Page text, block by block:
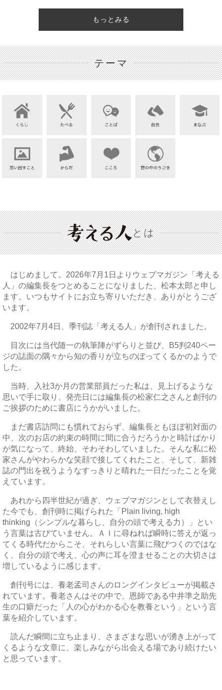
もっとみる
テーマ
とは
はじめまして。2026年7月1日よりウェブマガジン「考える
人」の編集長をつとめることになりました、松本太郎と申し
ます。いつもサイトにお立ち寄りいただき、ありがとうござ
います。
2002年7月4日、季刊誌「考える人」が創刊されました。
目次には当代随一の執筆陣がずらりと並び、B5判240ペー
ジの誌面の隅々から知の香りが立ちのぼってくるかのようで
した。
当時、入社3か月の営業部員だった私は、見上げるような
思いで手に取り、発売日には編集長の松家仁之さんと創刊の
ご挨拶のために書店にうかがいました。
まだ書店訪問にも慣れておらず、編集長ともほぼ初対面の
中、次のお店の約束の時間に間に合うだろうかと時計ばかり
が気になって、終始、そわそわしていました。そんな私に松
家さんがやわらかな笑顔で接してくれたこと、そして、新雑
誌の門出を祝うようなすっきりと晴れた一日だったことを覚
えています。
あれから四半世紀が過ぎ、ウェブマガジンとして衣替えし
た今でも、創刊時に掲げられた「Plain living, high
thinking（シンプルな暮らし、自分の頭で考える力）」とい
う言葉は古びていません。ＡＩに尋ねれば瞬時に答えが返っ
てくる時代だからこそ、それらしい言葉に飛びつくのではな
く、自分の頭で考え、心の声に耳を澄ませることの大切さは
増しているように感じます。
創刊号には、養老孟司さんのロングインタビューが掲載さ
れています。養老さんはその中で、恩師である中井準之助先
生の口癖だった「人の心がわかる心を教養という」という言
葉を紹介しています。
読んだ瞬間に立ち止まり、さまざまな思いが湧き上がって
くるような文章に、楽しみながら出会える場であり続けたい
と思っています。